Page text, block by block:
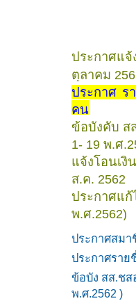
ประกาศแจ้
ตุลาคม
ประกาศ ร
คน
ข้อบังคับ ส
1- 19 พ.ศ
แจ้งโอนเ
ส.ค. 2562
ประกาศแ
พ.ศ.2562)
ประกาศสมา
ประกาศราย
ข้อบัง สส.ชส
พ.ศ.2562 )